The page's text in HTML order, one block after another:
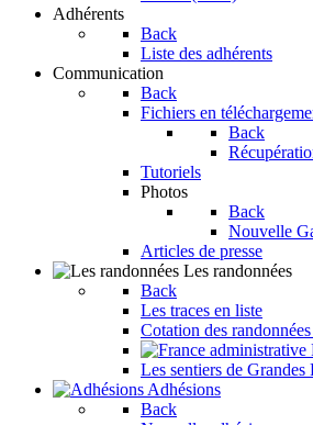
Adhérents
Back
Liste des adhérents
Communication
Back
Fichiers en
Back
Tutoriels
Photos
Back
Nouvelle
Articles de presse
Les randonnées
Back
Les traces en liste
Cotation des
Les sentiers de
Adhésions
Back